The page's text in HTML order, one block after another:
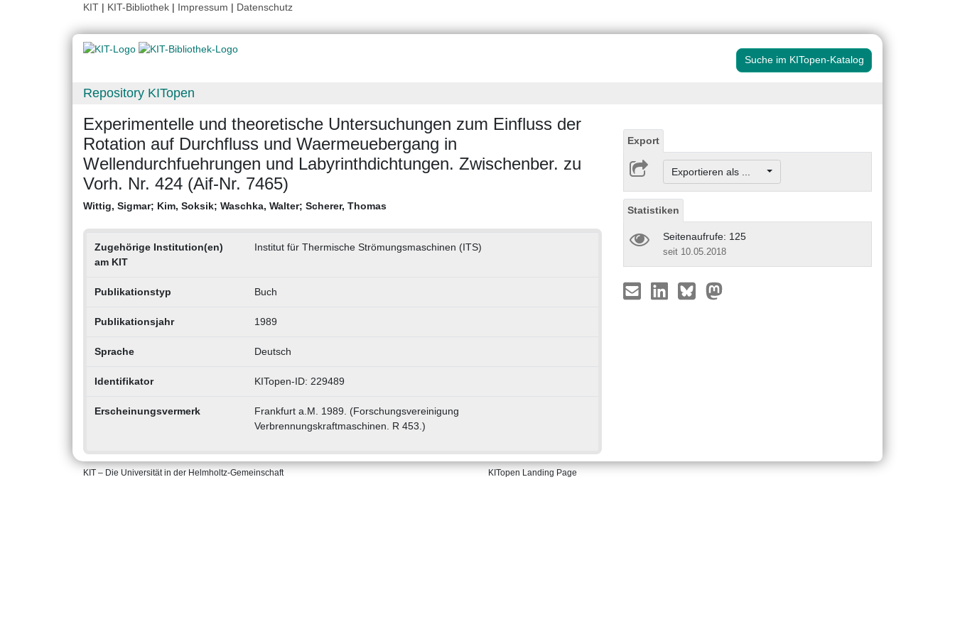
KIT | KIT-Bibliothek | Impressum | Datenschutz
Suche im KITopen-Katalog
Repository KITopen
Experimentelle und theoretische Untersuchungen zum Einfluss der
Rotation auf Durchfluss und Waermeuebergang in
Wellendurchfuehrungen und Labyrinthdichtungen. Zwischenber. zu
Vorh. Nr. 424 (Aif-Nr. 7465)
Wittig, Sigmar; Kim, Soksik; Waschka, Walter; Scherer, Thomas
Zugehörige Institution(en)
am KIT
Institut für Thermische Strömungsmaschinen (ITS)
Publikationstyp Buch
Publikationsjahr 1989
Sprache Deutsch
Identifikator KITopen-ID: 229489
Erscheinungsvermerk
Frankfurt a.M. 1989. (Forschungsvereinigung
Verbrennungskraftmaschinen. R 453.)
Export
Exportieren als ...
Statistiken
Seitenaufrufe: 125
seit 10.05.2018
KIT – Die Universität in der Helmholtz-Gemeinschaft KITopen Landing Page